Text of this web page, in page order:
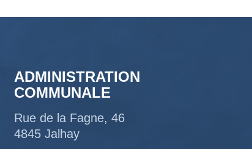
ADMINISTRATION
COMMUNALE
Rue de la Fagne, 46
4845 Jalhay